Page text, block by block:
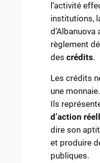
l’activité
institutions,
règlement
descrédits.
Les crédits
une monnaie.
Ils
d’action
dire son
et produire
publiques.